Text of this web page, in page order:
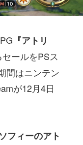
『アトリ
ールをPSス
間はニンテン
が12月4日
ソフィーのアト